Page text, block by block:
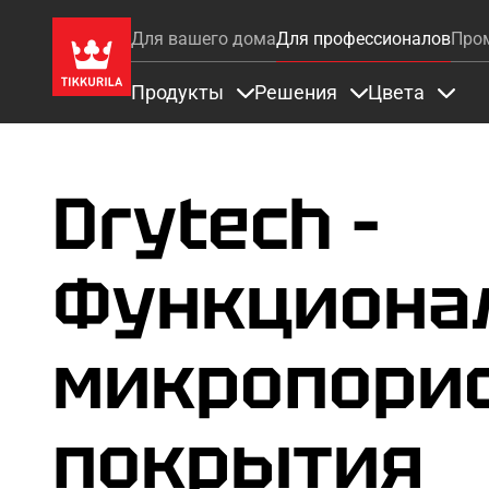
Для вашего домаДля профессионалов
Продукты Решения Цвета
Drytech –
покрытия